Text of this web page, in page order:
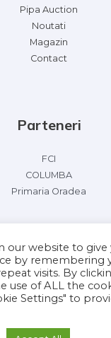
Pipa Auction
Noutati
Magazin
Contact
Parteneri
FCI
COLUMBA
Primaria Oradea
FCI Racing Pigeon
our website to
by remembering
visits. By
use of ALL the
Settings" to